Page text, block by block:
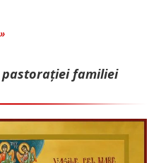
pastorației familiei